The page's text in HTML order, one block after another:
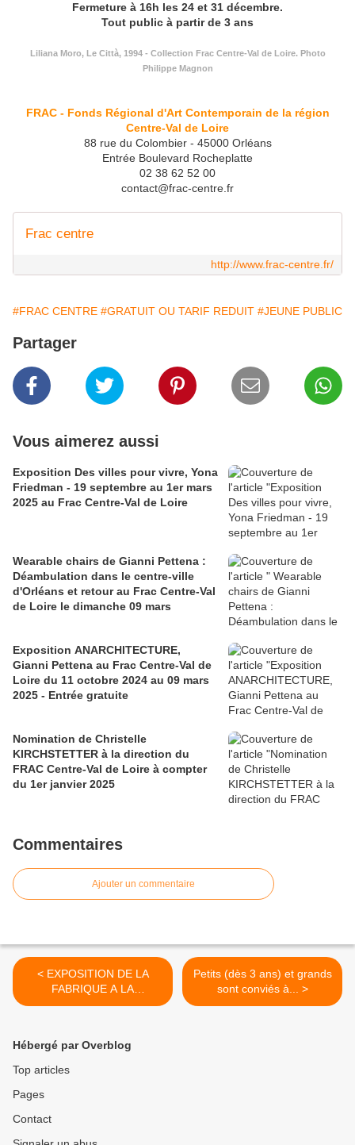
Fermeture à 16h les 24 et 31 décembre.
Tout public à partir de 3 ans
Liliana Moro, Le Città, 1994 - Collection Frac Centre-Val de Loire. Photo
Philippe Magnon
FRAC - Fonds Régional d'Art Contemporain de la région
Centre-Val de Loire
88 rue du Colombier - 45000 Orléans
Entrée Boulevard Rocheplatte
02 38 62 52 00
contact@frac-centre.fr
Frac centre
http://www.frac-centre.fr/
#FRAC CENTRE #GRATUIT OU TARIF REDUIT #JEUNE PUBLIC
Partager
Vous aimerez aussi
Exposition Des villes pour vivre, Yona
Friedman - 19 septembre au 1er mars
2025 au Frac Centre-Val de Loire
Wearable chairs de Gianni Pettena :
Déambulation dans le centre-ville
d'Orléans et retour au Frac Centre-Val
de Loire le dimanche 09 mars
Exposition ANARCHITECTURE,
Gianni Pettena au Frac Centre-Val de
Loire du 11 octobre 2024 au 09 mars
2025 - Entrée gratuite
Nomination de Christelle
KIRCHSTETTER à la direction du
FRAC Centre-Val de Loire à compter
du 1er janvier 2025
Commentaires
Ajouter un commentaire
< EXPOSITION DE LA
FABRIQUE A LA
BOUTIQUE à Meung sur
Petits (dès 3 ans) et grands
sont conviés à... >
Hébergé par Overblog
Top articles
Pages
Contact